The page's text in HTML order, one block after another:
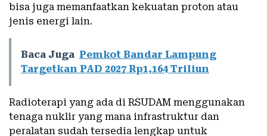
bisa juga memanfaatkan kekuatan proton atau
jenis energi lain.
Baca Juga Pemkot Bandar Lampung
Targetkan PAD 2027 Rp1,164 Triliun
Radioterapi yang ada di RSUDAM menggunakan
tenaga nuklir yang mana infrastruktur dan
peralatan sudah tersedia lengkap untuk